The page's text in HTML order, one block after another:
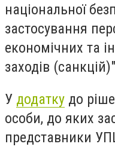
національної
застосування
економічних та
заходів
У додатку до
особи, до яких
представники